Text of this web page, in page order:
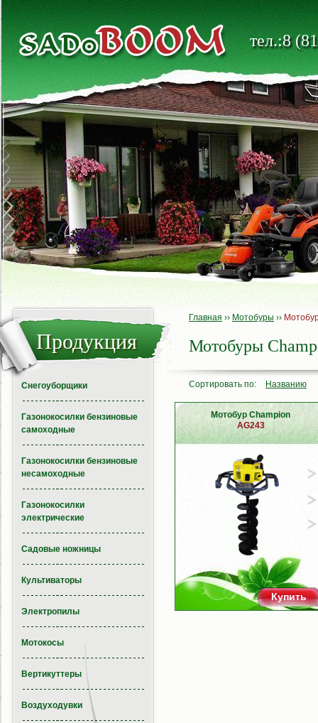
тел.:8
Главная ›› Мотобуры ››
Мотобуры
Сортировать по: Названию
Мотобур Champion
AG243
Купить
Продукция
Снегоуборщики
Газонокосилки бензиновые
самоходные
Газонокосилки бензиновые
несамоходные
Газонокосилки
электрические
Садовые ножницы
Культиваторы
Электропилы
Мотокосы
Вертикуттеры
Воздуходувки